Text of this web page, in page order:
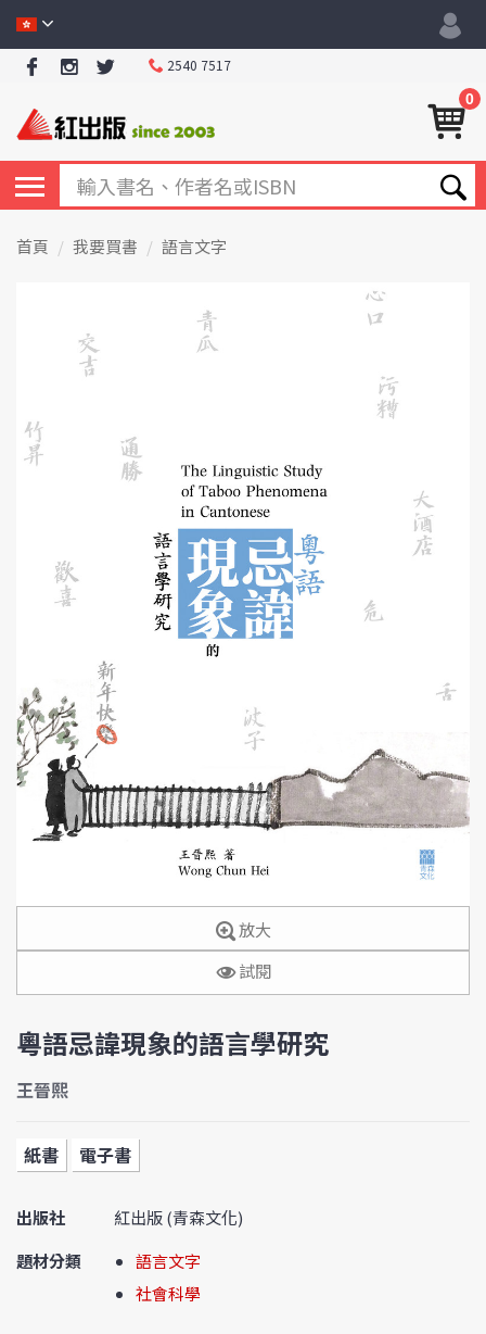
2540 7517
0
首頁 我要買書 語言文字
放大
試閱
粵語忌諱現象的語言學研究
王晉熙
紙書 電子書
出版社
紅出版 (青森文化)
題材分類
語言文字
社會科學